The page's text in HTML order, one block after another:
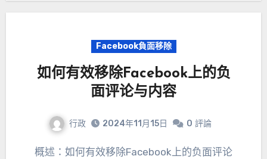
Facebook負面移除
如何有效移除Facebook上的负
面评论与内容
行政 2024年11月15日 0 評論
概述： 如何有效移除Facebook上的负面评论